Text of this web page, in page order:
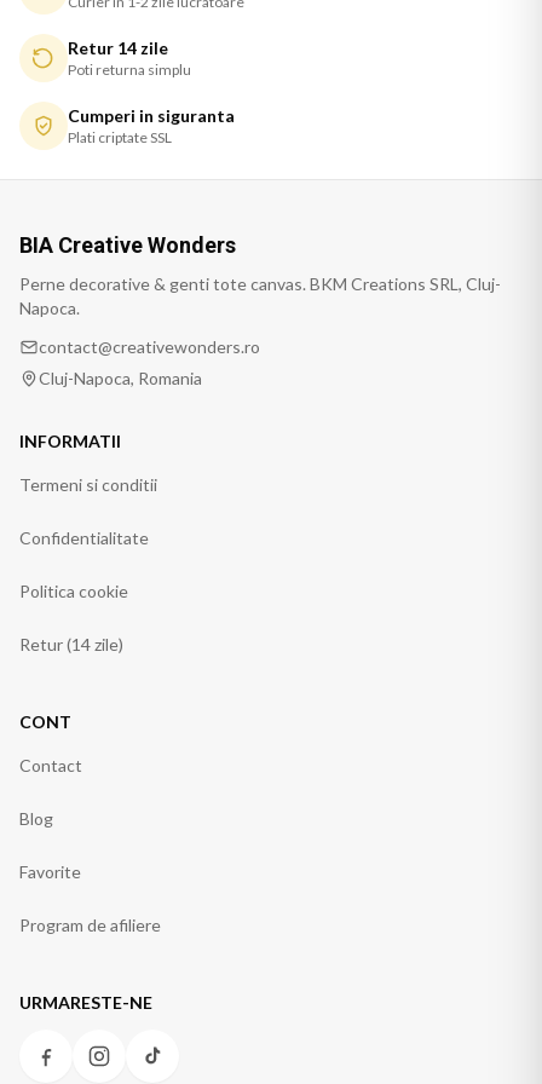
Retur 14 zile
Poti returna simplu
Cumperi in siguranta
Plati criptate SSL
BIA Creative Wonders
Perne decorative & genti tote canvas. BKM Creations SRL, Cluj-
Napoca.
contact@creativewonders.ro
Cluj-Napoca, Romania
INFORMATII
Termeni si conditii
Confidentialitate
Politica cookie
Retur (14 zile)
CONT
Contact
Blog
Favorite
Program de afiliere
URMARESTE-NE